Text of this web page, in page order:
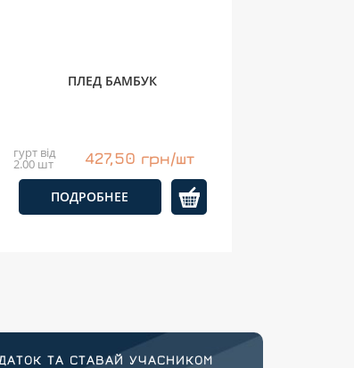
ПЛЕД БАМБУК
гурт від
2.00 шт 427,50 грн/шт
ПОДРОБНЕЕ
ТА СТАВАЙ УЧАСНИКОМ